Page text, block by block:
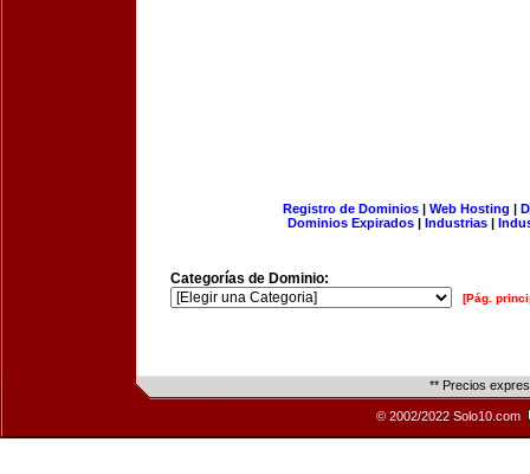
Registro de Dominios| Web Hosting |
Dominios Expirados | Industrias |
Categorías de Dominio:
[Pág.
** Precios
© 2002/2022 Solo10.com